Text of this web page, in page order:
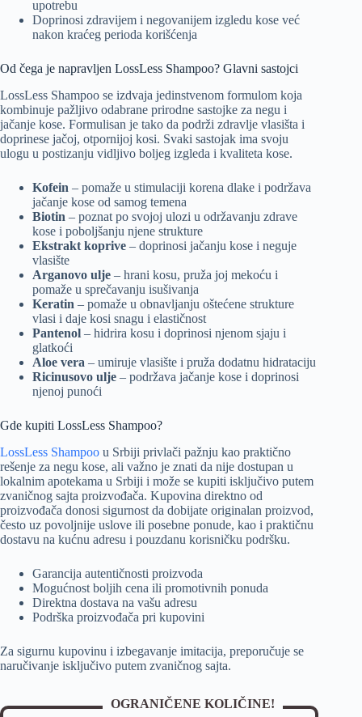
upotrebu
Doprinosi zdravijem i negovanijem izgledu kose već
nakon kraćeg perioda korišćenja
Od čega je napravljen LossLess Shampoo? Glavni sastojci
LossLess Shampoo se izdvaja jedinstvenom formulom koja
kombinuje pažljivo odabrane prirodne sastojke za negu i
jačanje kose. Formulisan je tako da podrži zdravlje vlasišta i
doprinese jačoj, otpornijoj kosi. Svaki sastojak ima svoju
ulogu u postizanju vidljivo boljeg izgleda i kvaliteta kose.
Kofein – pomaže u stimulaciji korena dlake i podržava
jačanje kose od samog temena
Biotin – poznat po svojoj ulozi u održavanju zdrave
kose i poboljšanju njene strukture
Ekstrakt koprive – doprinosi jačanju kose i neguje
vlasište
Arganovo ulje – hrani kosu, pruža joj mekoću i
pomaže u sprečavanju isušivanja
Keratin – pomaže u obnavljanju oštećene strukture
vlasi i daje kosi snagu i elastičnost
Pantenol – hidrira kosu i doprinosi njenom sjaju i
glatkoći
Aloe vera – umiruje vlasište i pruža dodatnu hidrataciju
Ricinusovo ulje – podržava jačanje kose i doprinosi
njenoj punoći
Gde kupiti LossLess Shampoo?
LossLess Shampoo u Srbiji privlači pažnju kao praktično
rešenje za negu kose, ali važno je znati da nije dostupan u
lokalnim apotekama u Srbiji i može se kupiti isključivo putem
zvaničnog sajta proizvođača. Kupovina direktno od
proizvođača donosi sigurnost da dobijate originalan proizvod,
često uz povoljnije uslove ili posebne ponude, kao i praktičnu
dostavu na kućnu adresu i pouzdanu korisničku podršku.
Garancija autentičnosti proizvoda
Mogućnost boljih cena ili promotivnih ponuda
Direktna dostava na vašu adresu
Podrška proizvođača pri kupovini
Za sigurnu kupovinu i izbegavanje imitacija, preporučuje se
naručivanje isključivo putem zvaničnog sajta.
OGRANIČENE KOLIČINE!